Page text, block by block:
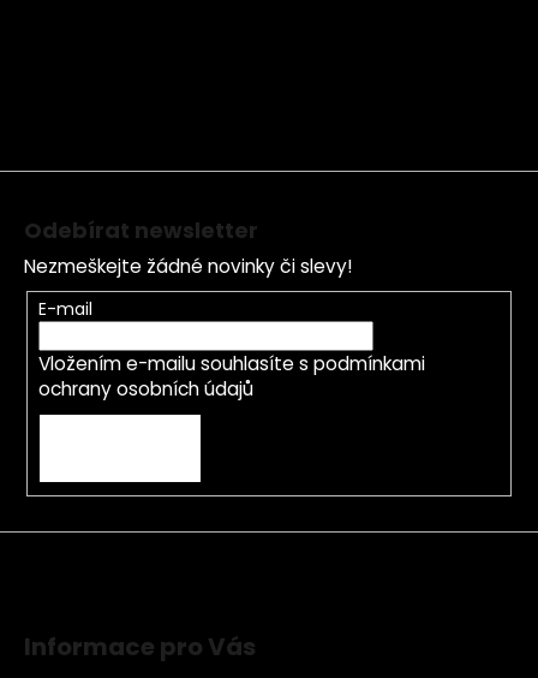
Odebírat newsletter
Nezmeškejte žádné novinky či slevy!
E-mail
Vložením e-mailu souhlasíte s podmínkami
ochrany osobních údajů
Informace pro Vás